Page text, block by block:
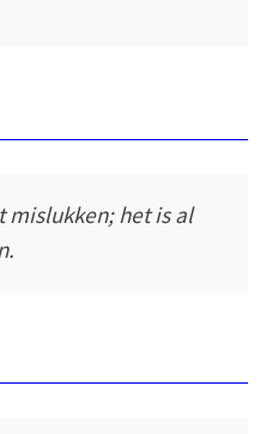
mislukken; het is al